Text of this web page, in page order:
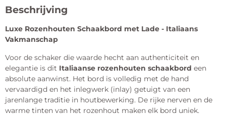
Beschrijving
Luxe Rozenhouten Schaakbord met Lade - Italiaans
Vakmanschap
Voor de schaker die waarde hecht aan authenticiteit en
elegantie is dit Italiaanse rozenhouten schaakbord een
absolute aanwinst. Het bord is volledig met de hand
vervaardigd en het inlegwerk (inlay) getuigt van een
jarenlange traditie in houtbewerking. De rijke nerven en de
warme tinten van het rozenhout maken elk bord uniek.